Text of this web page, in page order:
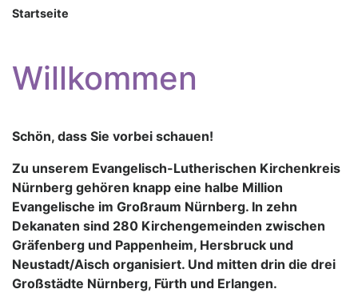
Startseite
Willkommen
Schön, dass Sie vorbei schauen!
Zu unserem Evangelisch-Lutherischen Kirchenkreis
Nürnberg gehören knapp eine halbe Million
Evangelische im Großraum Nürnberg. In zehn
Dekanaten sind 280 Kirchengemeinden zwischen
Gräfenberg und Pappenheim, Hersbruck und
Neustadt/Aisch organisiert. Und mitten drin die drei
Großstädte Nürnberg, Fürth und Erlangen.